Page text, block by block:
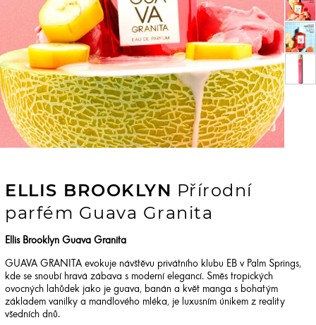
ELLIS BROOKLYN Přírodní
parfém Guava Granita
Ellis Brooklyn Guava Granita
GUAVA GRANITA evokuje návštěvu privátního klubu EB v Palm Springs,
kde se snoubí hravá zábava s moderní elegancí. Směs tropických
ovocných lahůdek jako je guava, banán a květ manga s bohatým
základem vanilky a mandlového mléka, je luxusním únikem z reality
všedních dnů.